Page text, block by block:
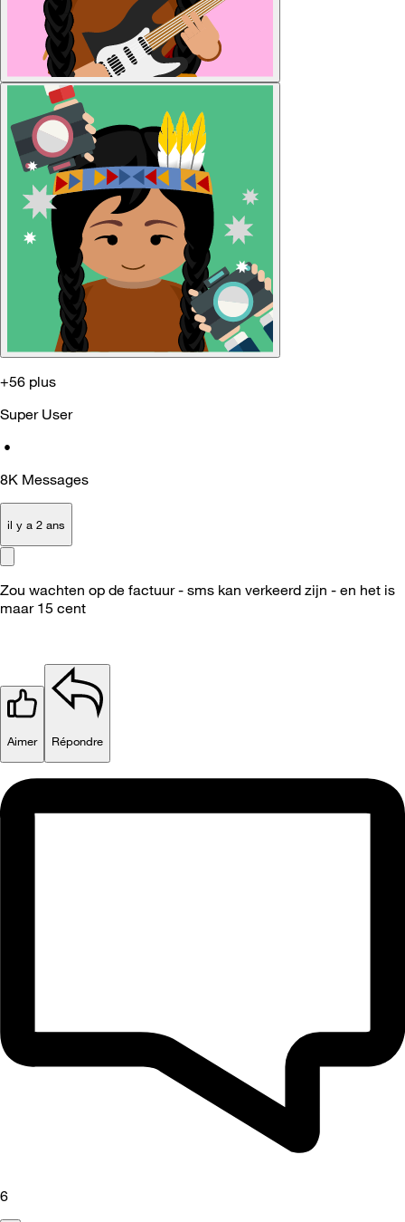
+56 plus
Super User
•
8K Messages
il y a 2 ans
Zou wachten op de factuur - sms kan verkeerd zijn - en het is
maar 15 cent
Aimer Répondre
6